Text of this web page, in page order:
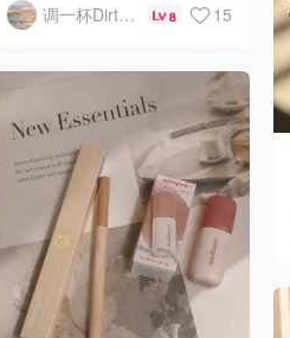
调一杯DirtyMartini 8 15